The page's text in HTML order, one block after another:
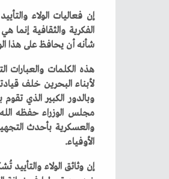
‬شأنه‭ ‬أن‭ ‬يحافظ‭ ‬على‭ ‬هذا‭ ‬الوطن‭ ‬ويسهم‭ ‬في‭ ‬استقراره‭ ‬ونمائه‭ ‬وعلو‭ ‬شأنه‭ ‬وصون‭ ‬مكتسباته‭.‬
‬الأوفياء‭.‬